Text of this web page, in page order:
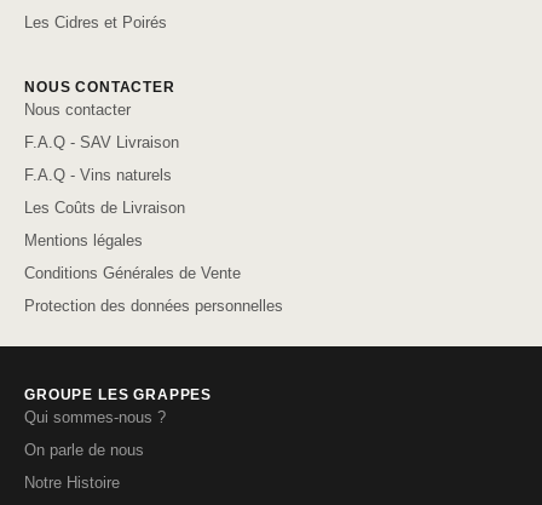
Les Cidres et Poirés
NOUS CONTACTER
Nous contacter
F.A.Q - SAV Livraison
F.A.Q - Vins naturels
Les Coûts de Livraison
Mentions légales
Conditions Générales de Vente
Protection des données personnelles
GROUPE LES GRAPPES
Qui sommes-nous ?
On parle de nous
Notre Histoire